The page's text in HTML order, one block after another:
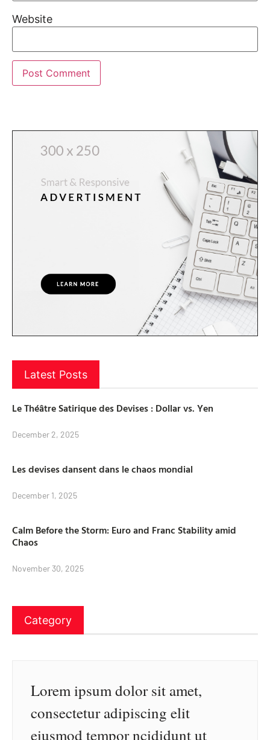
Website
Latest Posts
Le Théâtre Satirique des Devises : Dollar vs. Yen
December 2, 2025
Les devises dansent dans le chaos mondial
December 1, 2025
Calm Before the Storm: Euro and Franc Stability amid
Chaos
November 30, 2025
Category
Lorem ipsum dolor sit amet,
consectetur adipiscing elit
eiusmod tempor ncididunt ut